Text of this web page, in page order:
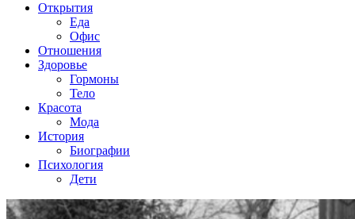
Открытия
Еда
Офис
Отношения
Здоровье
Гормоны
Тело
Красота
Мода
История
Биографии
Психология
Дети